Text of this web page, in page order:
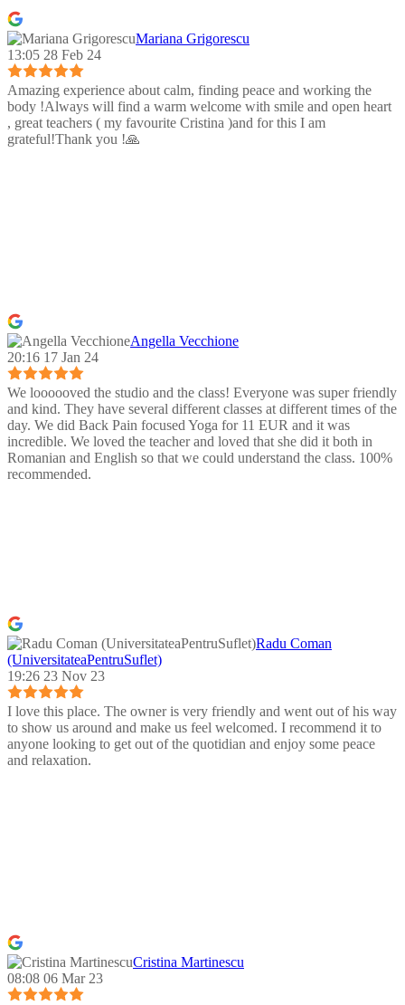
Mariana Grigorescu
13:05 28 Feb 24
Amazing experience about calm, finding peace and working the
body !Always will find a warm welcome with smile and open heart
, great teachers ( my favourite Cristina )and for this I am
grateful!Thank you !🙏
Angella Vecchione
20:16 17 Jan 24
We loooooved the studio and the class! Everyone was super friendly
and kind. They have several different classes at different times of the
day. We did Back Pain focused Yoga for 11 EUR and it was
incredible. We loved the teacher and loved that she did it both in
Romanian and English so that we could understand the class. 100%
recommended.
Radu Coman
(UniversitateaPentruSuflet)
19:26 23 Nov 23
I love this place. The owner is very friendly and went out of his way
to show us around and make us feel welcomed. I recommend it to
anyone looking to get out of the quotidian and enjoy some peace
and relaxation.
Cristina Martinescu
08:08 06 Mar 23